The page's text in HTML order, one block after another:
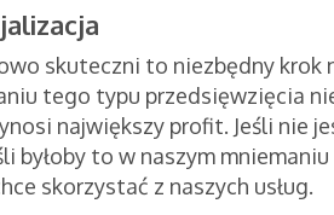
skuteczni to niezbędny krok
tego typu przedsięwzięcia
największy profit. Jeśli nie
to w naszym
skorzystać z naszych usług.